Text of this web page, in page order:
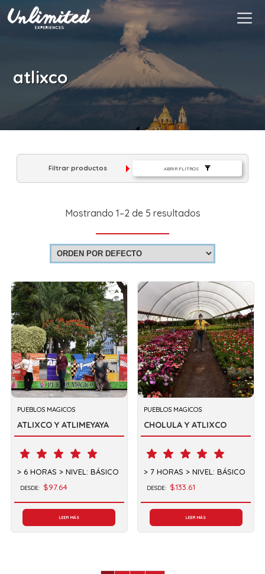
$ MXN
atlixco
Filtrar productos ABRIR FLITROS
Mostrando 1–2 de 5 resultados
PUEBLOS MAGICOS
ATLIXCO Y ATLIMEYAYA
6 HORAS NIVEL: BÁSICO
DESDE: $97.64
LEER MÁS
PUEBLOS MAGICOS
CHOLULA Y ATLIXCO
7 HORAS NIVEL: BÁSICO
DESDE: $133.61
LEER MÁS